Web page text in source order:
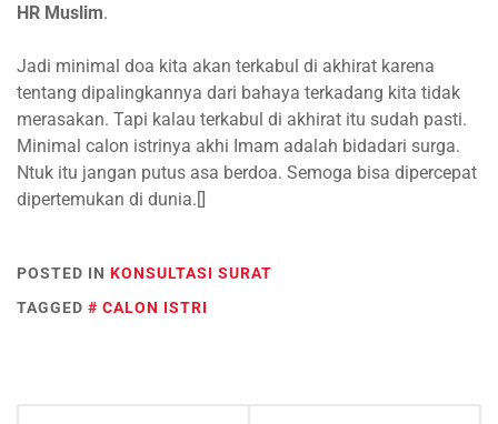
HR Muslim.
Jadi minimal doa kita akan terkabul di akhirat karena
tentang dipalingkannya dari bahaya terkadang kita tidak
merasakan. Tapi kalau terkabul di akhirat itu sudah pasti.
Minimal calon istrinya akhi Imam adalah bidadari surga.
Ntuk itu jangan putus asa berdoa. Semoga bisa dipercepat
dipertemukan di dunia.[]
POSTED IN KONSULTASI SURAT
TAGGED
CALON ISTRI